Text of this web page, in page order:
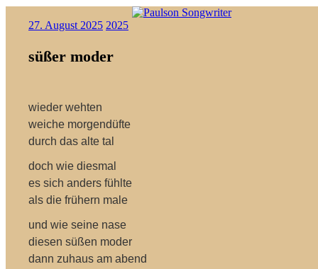
Inhalt
Paulson
27. August 2025 2025
süßer moder
wieder wehten
weiche morgendüfte
durch das alte tal
doch wie diesmal
es sich anders fühlte
als die frühern male
und wie seine nase
diesen süßen moder
dann zuhaus am abend